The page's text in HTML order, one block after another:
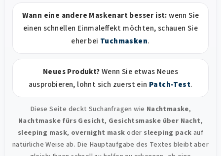
Wann eine andere Maskenart besser ist:wenn Sie
einen schnellen Einmaleffekt möchten, schauen Sie
eher bei Tuchmasken.
Neues Produkt?Wenn Sie etwas Neues
ausprobieren, lohnt sich zuerst ein Patch-Test.
Diese Seite deckt Suchanfragen wie Nachtmaske,
Nachtmaske fürs Gesicht, Gesichtsmaske über Nacht,
sleeping mask, overnight maskoder sleeping packauf
natürliche Weise ab. Die Hauptaufgabe des Textes bleibt aber